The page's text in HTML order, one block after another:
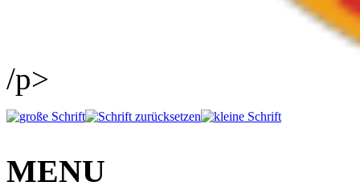
/p>
MENU